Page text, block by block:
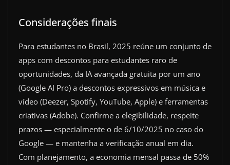
Considerações finais
Para estudantes no Brasil, 2025 reúne um conjunto de
apps com descontos para estudantes raro de
oportunidades, da IA avançada gratuita por um ano
(Google AI Pro) a descontos expressivos em música e
vídeo (Deezer, Spotify, YouTube, Apple) e ferramentas
criativas (Adobe). Confirme a elegibilidade, respeite
prazos — especialmente o de 6/10/2025 no caso do
Google — e mantenha a verificação anual em dia.
Com planejamento, a economia mensal passa de 50%